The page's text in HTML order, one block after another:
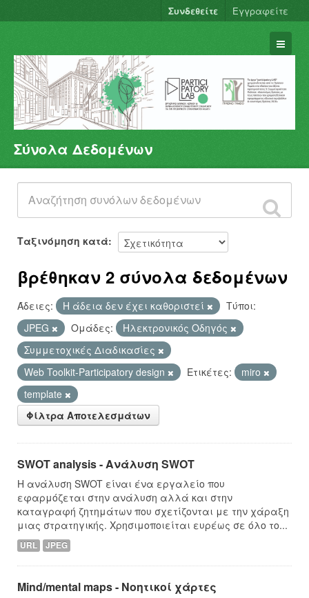
Συνδεθείτε Εγγραφείτε
Σύνολα Δεδομένων
Φορείς
Ομάδες
Σχετικά
Σύνολα Δεδομένων
Ταξινόμηση κατά
βρέθηκαν 2 σύνολα δεδομένων
Άδειες: Η άδεια δεν έχει καθοριστεί
Τύποι:
JPEG
Ομάδες:
Hλεκτρονικός Οδηγός
Συμμετοχικές Διαδικασίες
Web Toolkit-Participatory design
Ετικέτες:
miro
template
Φίλτρα Αποτελεσμάτων
SWOT analysis - Ανάλυση SWOT
Η ανάλυση SWOT είναι ένα εργαλείο που
εφαρμόζεται στην ανάλυση αλλά και στην
καταγραφή ζητημάτων που σχετίζονται με την χάραξη
μιας στρατηγικής. Χρησιμοποιείται ευρέως σε όλο το...
URL JPEG
Mind/mental maps - Νοητικοί χάρτες